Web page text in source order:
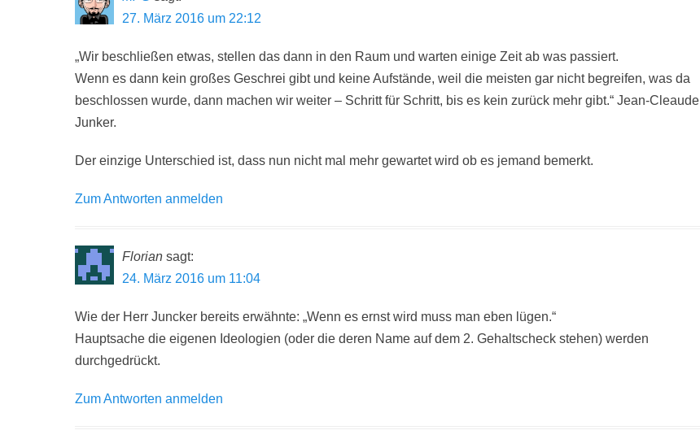
27. März 2016 um 22:12
„Wir beschließen etwas, stellen das dann in den Raum und warten einige Zeit ab was passiert.
Wenn es dann kein großes Geschrei gibt und keine Aufstände, weil die meisten gar nicht begreifen, was da
beschlossen wurde, dann machen wir weiter – Schritt für Schritt, bis es kein zurück mehr gibt.“ Jean-Cleaude
Junker.
Der einzige Unterschied ist, dass nun nicht mal mehr gewartet wird ob es jemand bemerkt.
Zum Antworten anmelden
Florian sagt:
24. März 2016 um 11:04
Wie der Herr Juncker bereits erwähnte: „Wenn es ernst wird muss man eben lügen.“
Hauptsache die eigenen Ideologien (oder die deren Name auf dem 2. Gehaltscheck stehen) werden
durchgedrückt.
Zum Antworten anmelden